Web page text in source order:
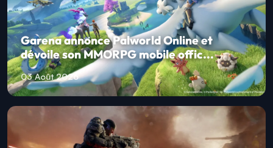
Garena annonce Palworld Online et
dévoile son MMORPG mobile offic...
03 Août 2026